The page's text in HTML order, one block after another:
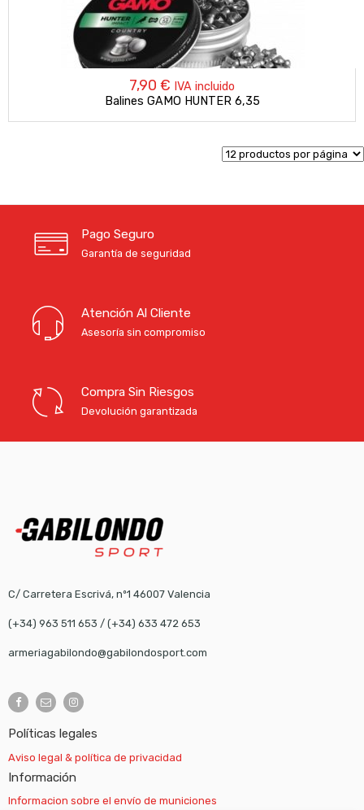
7,90 € IVA incluido
Balines GAMO HUNTER 6,35
Pago Seguro
Garantía de seguridad
Atención Al Cliente
Asesoría sin compromiso
Compra Sin Riesgos
Devolución garantizada
C/ Carretera Escrivá, nº1 46007 Valencia
(+34) 963 511 653 / (+34) 633 472 653
armeriagabilondo@gabilondosport.com
Políticas legales
Aviso legal & política de privacidad
Información
Informacion sobre el envío de municiones